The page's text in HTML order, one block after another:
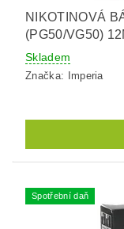
NIKOTINOVÁ
(PG50/VG50)
Skladem
Značka: Imperia
Spotřební daň